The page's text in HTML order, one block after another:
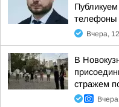
телефоны
Вчера,
В
стражем